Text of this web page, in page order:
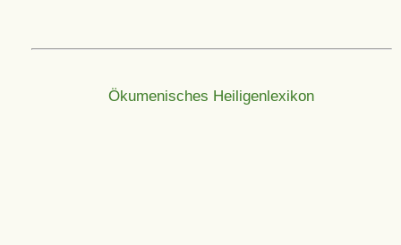
Ökumenisches Heiligenlexikon